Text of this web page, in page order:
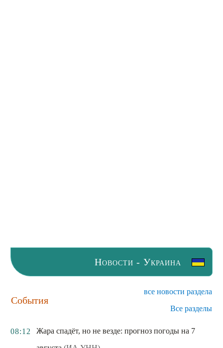
Новости - Украина
События
все новости раздела
Все разделы
08:12
Жара спадёт, но не везде: прогноз погоды на 7